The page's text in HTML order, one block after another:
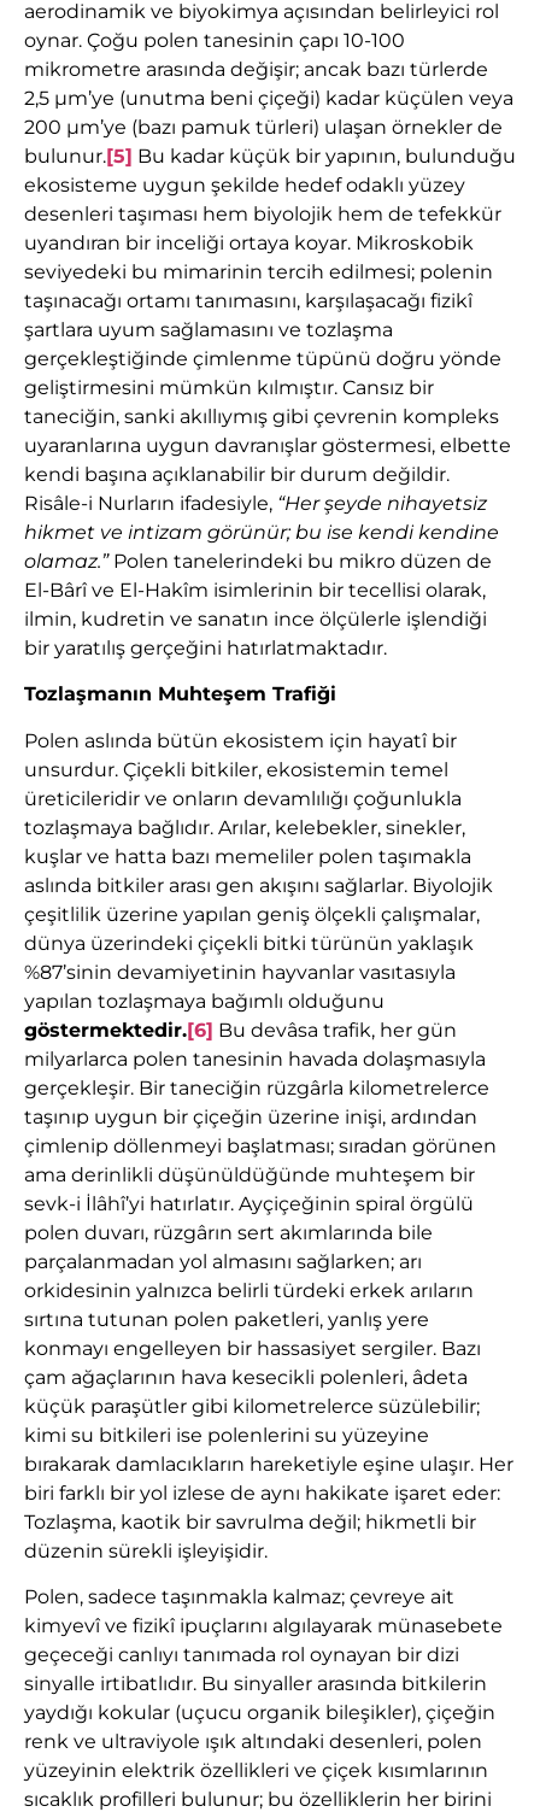
aerodinamik ve biyokimya açısından belirleyici rol
oynar. Çoğu polen tanesinin çapı 10-100
mikrometre arasında değişir; ancak bazı türlerde
2,5 µm’ye (unutma beni çiçeği) kadar küçülen veya
200 µm’ye (bazı pamuk türleri) ulaşan örnekler de
bulunur.[5] Bu kadar küçük bir yapının, bulunduğu
ekosisteme uygun şekilde hedef odaklı yüzey
desenleri taşıması hem biyolojik hem de tefekkür
uyandıran bir inceliği ortaya koyar. Mikroskobik
seviyedeki bu mimarinin tercih edilmesi; polenin
taşınacağı ortamı tanımasını, karşılaşacağı fizikî
şartlara uyum sağlamasını ve tozlaşma
gerçekleştiğinde çimlenme tüpünü doğru yönde
geliştirmesini mümkün kılmıştır. Cansız bir
taneciğin, sanki akıllıymış gibi çevrenin kompleks
uyaranlarına uygun davranışlar göstermesi, elbette
kendi başına açıklanabilir bir durum değildir.
Risâle-i Nurların ifadesiyle, “Her şeyde nihayetsiz
hikmet ve intizam görünür; bu ise kendi kendine
olamaz.”Polen tanelerindeki bu mikro düzen de
El-Bârî ve El-Hakîm isimlerinin bir tecellisi olarak,
ilmin, kudretin ve sanatın ince ölçülerle işlendiği
bir yaratılış gerçeğini hatırlatmaktadır.
Tozlaşmanın Muhteşem Trafiği
Polen aslında bütün ekosistem için hayatî bir
unsurdur. Çiçekli bitkiler, ekosistemin temel
üreticileridir ve onların devamlılığı çoğunlukla
tozlaşmaya bağlıdır. Arılar, kelebekler, sinekler,
kuşlar ve hatta bazı memeliler polen taşımakla
aslında bitkiler arası gen akışını sağlarlar. Biyolojik
çeşitlilik üzerine yapılan geniş ölçekli çalışmalar,
dünya üzerindeki çiçekli bitki türünün yaklaşık
%87’sinin devamiyetinin hayvanlar vasıtasıyla
yapılan tozlaşmaya bağımlı olduğunu
göstermektedir.[6] Bu devâsa trafik, her gün
milyarlarca polen tanesinin havada dolaşmasıyla
gerçekleşir. Bir taneciğin rüzgârla kilometrelerce
taşınıp uygun bir çiçeğin üzerine inişi, ardından
çimlenip döllenmeyi başlatması; sıradan görünen
ama derinlikli düşünüldüğünde muhteşem bir
sevk-i İlâhî’yi hatırlatır. Ayçiçeğinin spiral örgülü
polen duvarı, rüzgârın sert akımlarında bile
parçalanmadan yol almasını sağlarken; arı
orkidesinin yalnızca belirli türdeki erkek arıların
sırtına tutunan polen paketleri, yanlış yere
konmayı engelleyen bir hassasiyet sergiler. Bazı
çam ağaçlarının hava kesecikli polenleri, âdeta
küçük paraşütler gibi kilometrelerce süzülebilir;
kimi su bitkileri ise polenlerini su yüzeyine
bırakarak damlacıkların hareketiyle eşine ulaşır. Her
biri farklı bir yol izlese de aynı hakikate işaret eder:
Tozlaşma, kaotik bir savrulma değil; hikmetli bir
düzenin sürekli işleyişidir.
Polen, sadece taşınmakla kalmaz; çevreye ait
kimyevî ve fizikî ipuçlarını algılayarak münasebete
geçeceği canlıyı tanımada rol oynayan bir dizi
sinyalle irtibatlıdır. Bu sinyaller arasında bitkilerin
yaydığı kokular (uçucu organik bileşikler), çiçeğin
renk ve ultraviyole ışık altındaki desenleri, polen
yüzeyinin elektrik özellikleri ve çiçek kısımlarının
sıcaklık profilleri bulunur; bu özelliklerin her birini